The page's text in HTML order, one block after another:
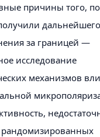
причины того,
дальнейшего
за границей —
исследование
механизмов
рандомизированных